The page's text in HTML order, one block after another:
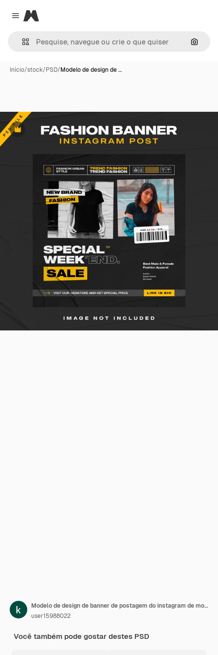
Close menu
Magnific
Início/stock/PSD/Modelo de design de …
Premium
Modelo de design de banner de postagem do instagram de moda streetwear
user15988022
Você também pode gostar destes PSD